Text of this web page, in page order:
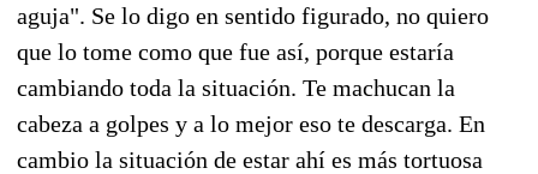
aguja". Se lo digo en sentido figurado, no quiero
que lo tome como que fue así, porque estaría
cambiando toda la situación. Te machucan la
cabeza a golpes y a lo mejor eso te descarga. En
cambio la situación de estar ahí es más tortuosa